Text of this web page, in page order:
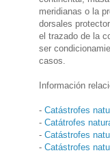
meridianas o la
dorsales
el trazado de la
ser
casos.
Información
- Catástrofes
- Catátrofes
- Catástrofes
- Catástrofes